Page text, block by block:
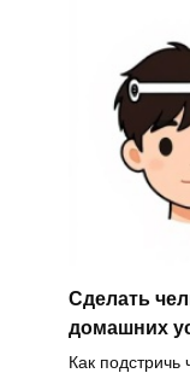
Сделать
домашних
Как подстричь